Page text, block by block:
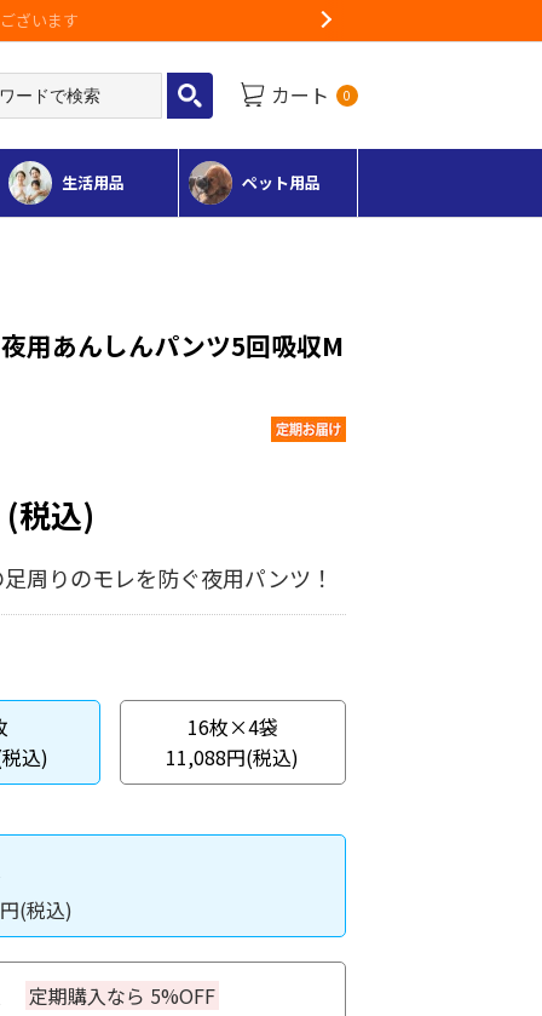
カート 0
生活用品 ペット用品
用あんしんパンツ5回吸収M
(税込)
周りのモレを防ぐ夜用パンツ！
込)
16枚×4袋
11,088円(税込)
円(税込)
定期購入なら 5%OFF